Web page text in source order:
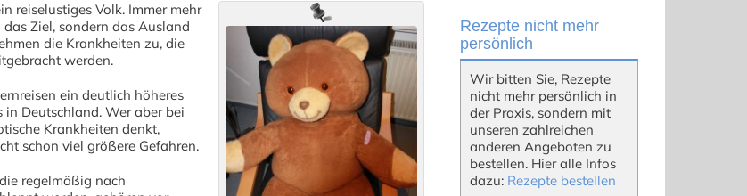
reiselustiges Volk. Immer mehr
Ziel, sondern das Ausland
die Krankheiten zu, die
werden.
ein deutlich höheres
in Deutschland. Wer aber bei
Krankheiten denkt,
schon viel größere Gefahren.
regelmäßig nach
Rezepte nicht mehr
persönlich
Wir bitten Sie, Rezepte
nicht mehr persönlich in
der Praxis, sondern mit
unseren zahlreichen
anderen Angeboten zu
bestellen. Hier alle Infos
dazu: Rezepte bestellen